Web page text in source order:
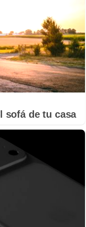
sofá de tu casa